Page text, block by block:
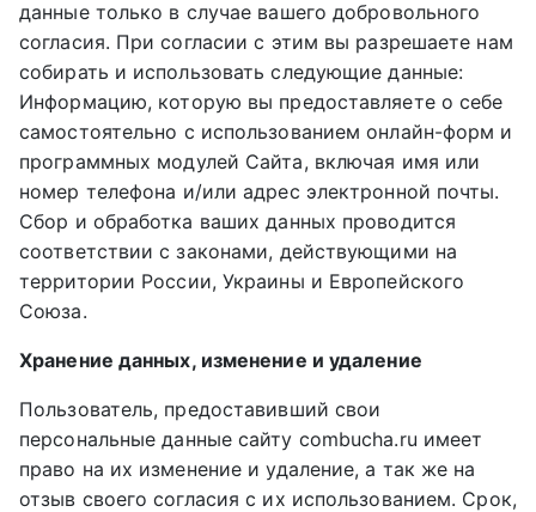
данные только в случае вашего добровольного
согласия. При согласии с этим вы разрешаете нам
собирать и использовать следующие данные:
Информацию, которую вы предоставляете о себе
самостоятельно с использованием онлайн-форм и
программных модулей Сайта, включая имя или
номер телефона и/или адрес электронной почты.
Сбор и обработка ваших данных проводится
соответствии с законами, действующими на
территории России, Украины и Европейского
Союза.
Хранение данных, изменение и удаление
Пользователь, предоставивший свои
персональные данные сайту combucha.ru имеет
право на их изменение и удаление, а так же на
отзыв своего согласия с их использованием. Срок,